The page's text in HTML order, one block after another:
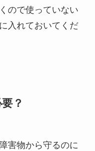
ので使っていない
入れておいてくだ
？
害物から守るのに